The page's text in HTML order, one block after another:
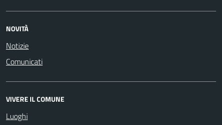
NOVITÀ
Notizie
Comunicati
VIVERE IL COMUNE
Luoghi